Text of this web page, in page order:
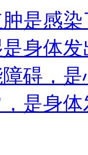
是感
身体
碍，
是身